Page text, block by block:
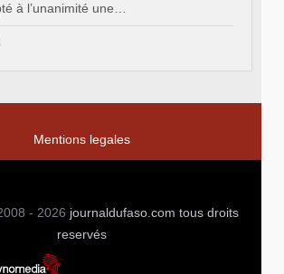
à l’unanimité une…
Mentions legales
- 2026 journaldufaso.com tous droits
reservés